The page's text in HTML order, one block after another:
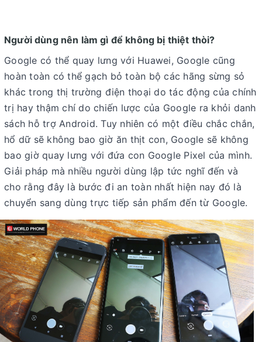
Người dùng nên làm gì để không bị thiệt thòi?
Google có thể quay lưng với Huawei, Google cũng
hoàn toàn có thể gạch bỏ toàn bộ các hãng sừng sỏ
khác trong thị trường điện thoại do tác động của chính
trị hay thậm chí do chiến lược của Google ra khỏi danh
sách hỗ trợ Android. Tuy nhiên có một điều chắc chắn,
hổ dữ sẽ không bao giờ ăn thịt con, Google sẽ không
bao giờ quay lưng với đứa con Google Pixel của mình.
Giải pháp mà nhiều người dùng lập tức nghĩ đến và
cho rằng đây là bước đi an toàn nhất hiện nay đó là
chuyển sang dùng trực tiếp sản phẩm đến từ Google.